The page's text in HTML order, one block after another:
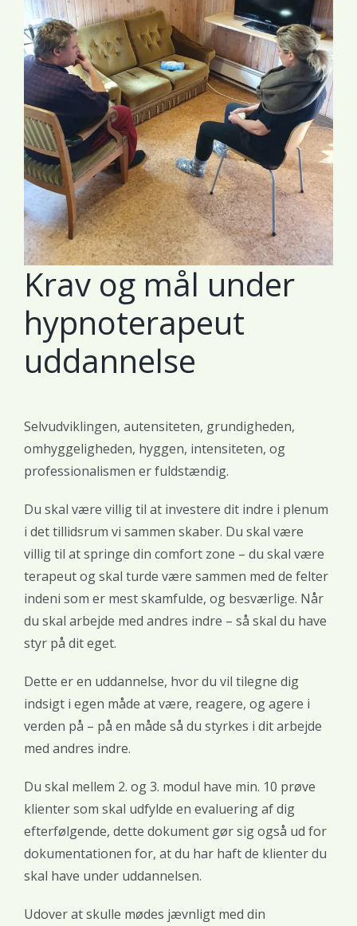
Krav og mål under
hypnoterapeut
uddannelse
Selvudviklingen, autensiteten, grundigheden,
omhyggeligheden, hyggen, intensiteten, og
professionalismen er fuldstændig.
Du skal være villig til at investere dit indre i plenum
i det tillidsrum vi sammen skaber. Du skal være
villig til at springe din comfort zone – du skal være
terapeut og skal turde være sammen med de felter
indeni som er mest skamfulde, og besværlige. Når
du skal arbejde med andres indre – så skal du have
styr på dit eget.
Dette er en uddannelse, hvor du vil tilegne dig
indsigt i egen måde at være, reagere, og agere i
verden på – på en måde så du styrkes i dit arbejde
med andres indre.
Du skal mellem 2. og 3. modul have min. 10 prøve
klienter som skal udfylde en evaluering af dig
efterfølgende, dette dokument gør sig også ud for
dokumentationen for, at du har haft de klienter du
skal have under uddannelsen.
Udover at skulle mødes jævnligt med din